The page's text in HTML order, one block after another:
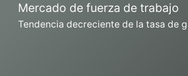
Mercado de fuerza de trabajo
Tendencia decreciente de la tasa de